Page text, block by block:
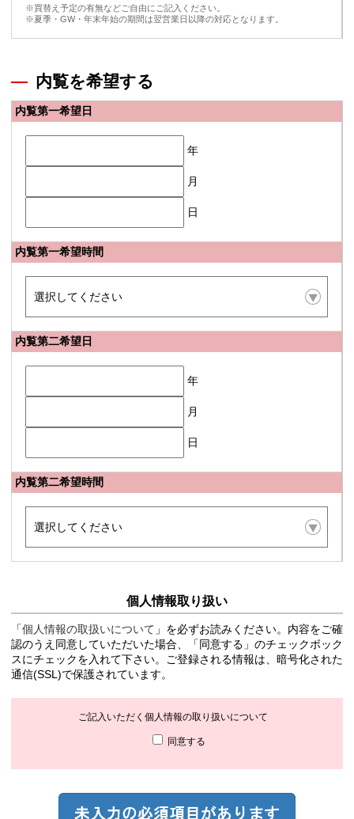
※買替え予定の有無などご自由にご記入ください。
※夏季・GW・年末年始の期間は翌営業日以降の対応となります。
内覧を希望する
内覧第一希望日
年
月
日
内覧第一希望時間
内覧第二希望日
年
月
日
内覧第二希望時間
個人情報取り扱い
「個人情報の取扱いについて 」を必ずお読みください。内容をご確
認のうえ同意していただいた場合、「同意する」のチェックボック
スにチェックを入れて下さい。ご登録される情報は、暗号化された
通信(SSL)で保護されています。
ご記入いただく個人情報の取り扱いについて
同意する